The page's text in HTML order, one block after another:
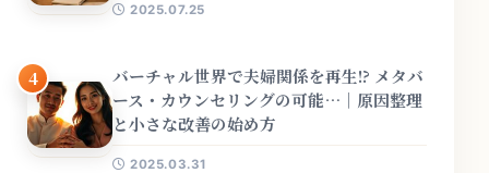
2025.07.25
4
バーチャル世界で夫婦関係を再生!? メタバ
ース・カウンセリングの可能…｜原因整理
と小さな改善の始め方
2025.03.31